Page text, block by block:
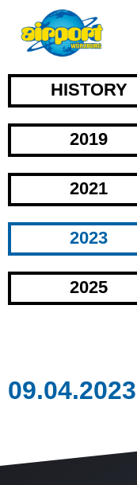
HISTORY
2019
2021
2023
2025